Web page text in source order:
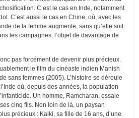
C’est le cas en Inde, notamment
C’est aussi le cas en Chine, où, avec les
de la femme augmente, sans qu’elle soit
les campagnes, l’objet de davantage de
pas forcément de devenir plus précieux.
le film du cinéaste indien Manish
sans femmes (2005). L’histoire se déroule
où, depuis des années, la population
Un homme, Ramcharan, essaie
cinq fils. Non loin de là, un paysan
précieux : Kalki, sa fille de 16 ans, d’une